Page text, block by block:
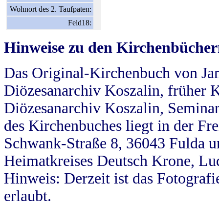
Wohnort des 2. Taufpaten:
Feld18:
Hinweise zu den
Das Original-Kirchenbuch von
Diözesanarchiv Koszalin, früher
Diözesanarchiv Koszalin,
des Kirchenbuches liegt in der
Schwank-Straße 8, 36043 Fulda
Heimatkreises Deutsch Krone,
Hinweis: Derzeit ist das
erlaubt.